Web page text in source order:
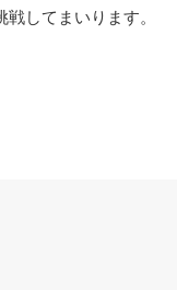
してまいります。